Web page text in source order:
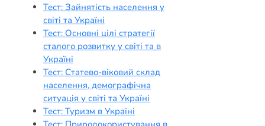
Тест: Зайнятість населення у
світі та Україні
Тест: Основні цілі стратегії
сталого розвитку у світі та в
Україні
Тест: Статево-віковий склад
населення, демографічна
ситуація у світі та Україні
Тест: Туризм в Україні